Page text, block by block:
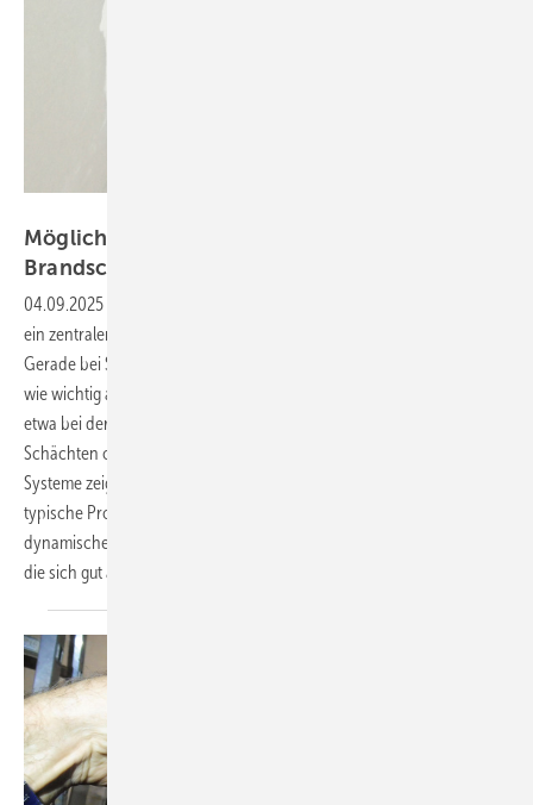
Mögliche Lösungen für technische
Brandschutzprobleme
04.09.2025
ein zentraler Bestandteil des Berufsbilds im WKS-Isolierhandwerk.
Gerade bei Sanierungen und Umbauten älterer Gebäude zeigt sich,
wie wichtig aktuelles Know-how und passgenaue Lösungen sind –
etwa bei der Nachrüstung von Brandschutzklappen in engen
Schächten oder bei der Ertüchtigung feuerhemmender Wände. Zwei
Systeme zeigen, wie moderne Technik und clevere Details helfen,
typische Probleme in der Praxis sicher und wirtschaftlich zu lösen. Ein
dynamisches Arbeitsfeld mit großem Zukunftspotenzial – für Betriebe,
die sich gut aufstellen. Karlheinz